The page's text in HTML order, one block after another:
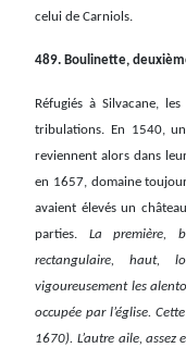
celui de Carniols.
489. Boulinette,
Réfugiés à Silvacane,
tribulations. En 1540,
reviennent alors dans
en 1657, domaine
avaient élevés un
parties. La première,
rectangulaire, haut,
vigoureusement les
occupée par l’église.
1670). L’autre aile, assez